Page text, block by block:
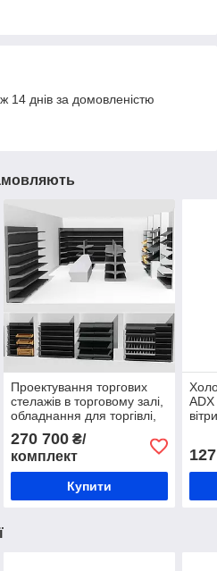
14 днів за домовленістю
Проектування торгових
стелажів в торговому залі,
обладнання для торгівлі,
проектування
безкоштовно
270 700₴/
комплект
Купити